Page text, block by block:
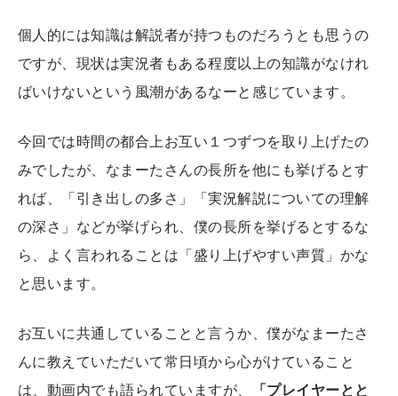
個人的には知識は解説者が持つものだろうとも思うの
ですが、現状は実況者もある程度以上の知識がなけれ
ばいけないという風潮があるなーと感じています。
今回では時間の都合上お互い１つずつを取り上げたの
みでしたが、なまーたさんの長所を他にも挙げるとす
れば、「引き出しの多さ」「実況解説についての理解
の深さ」などが挙げられ、僕の長所を挙げるとするな
ら、よく言われることは「盛り上げやすい声質」かな
と思います。
お互いに共通していることと言うか、僕がなまーたさ
んに教えていただいて常日頃から心がけていること
は、動画内でも語られていますが、
「プレイヤーとと